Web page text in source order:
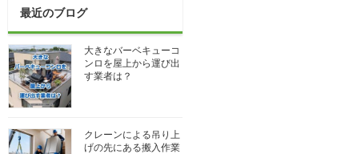
最近のブログ
大きなバーベキューコ
ンロを屋上から運び出
す業者は？
クレーンによる吊り上
げの先にある搬入作業